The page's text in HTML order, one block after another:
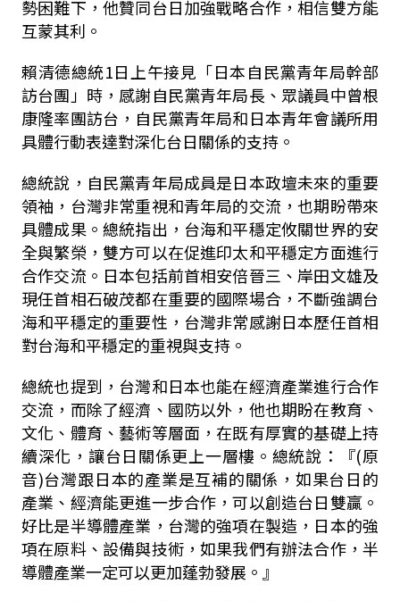
勢困難下，他贊同台日加強戰略合作，相信雙方能
互蒙其利。
賴清德總統1日上午接見「日本自民黨青年局幹部
訪台團」時，感謝自民黨青年局長、眾議員中曾根
康隆率團訪台，自民黨青年局和日本青年會議所用
具體行動表達對深化台日關係的支持。
總統說，自民黨青年局成員是日本政壇未來的重要
領袖，台灣非常重視和青年局的交流，也期盼帶來
具體成果。總統指出，台海和平穩定攸關世界的安
全與繁榮，雙方可以在促進印太和平穩定方面進行
合作交流。日本包括前首相安倍晉三、岸田文雄及
現任首相石破茂都在重要的國際場合，不斷強調台
海和平穩定的重要性，台灣非常感謝日本歷任首相
對台海和平穩定的重視與支持。
總統也提到，台灣和日本也能在經濟產業進行合作
交流，而除了經濟、國防以外，他也期盼在教育、
文化、體育、藝術等層面，在既有厚實的基礎上持
續深化，讓台日關係更上一層樓。總統說：『(原
音)台灣跟日本的產業是互補的關係，如果台日的
產業、經濟能更進一步合作，可以創造台日雙贏。
好比是半導體產業，台灣的強項在製造，日本的強
項在原料、設備與技術，如果我們有辦法合作，半
導體產業一定可以更加蓬勃發展。』